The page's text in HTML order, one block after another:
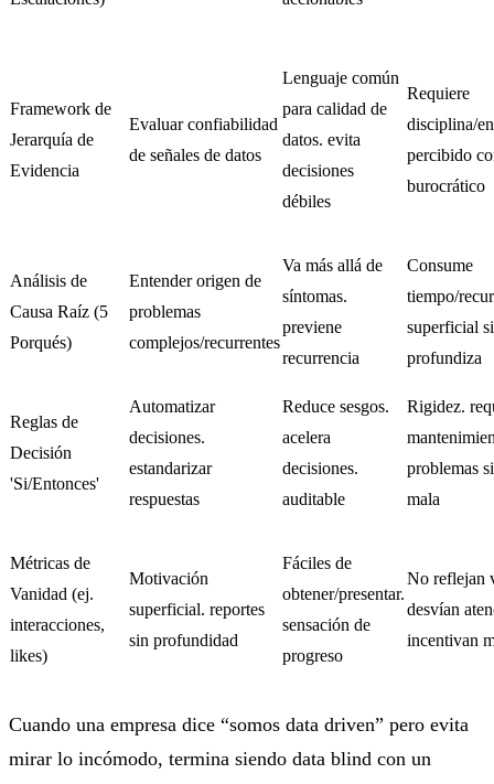
Framework de
Jerarquía de
Evidencia
Evaluar confiabilidad
de señales de datos
Lenguaje común
para calidad de
datos. evita
decisiones
débiles
Requiere
disciplina/
percibido
burocrático
Análisis de
Causa Raíz (5
Porqués)
Entender origen de
problemas
complejos/recurrentes
Va más allá de
síntomas.
previene
recurrencia
Consume
tiempo/
superficial
profundiza
Reglas de
Decisión
'Si/Entonces'
Automatizar
decisiones.
estandarizar
respuestas
Reduce sesgos.
acelera
decisiones.
auditable
Rigidez.
problemas
mala
Métricas de
Vanidad (ej.
interacciones,
likes)
Motivación
superficial. reportes
sin profundidad
Fáciles de
obtener/presentar.
sensación de
progreso
No reflejan
desvían
incentivan
Cuando una empresa dice “somos data driven” pero evita
mirar lo incómodo, termina siendo data blind con un